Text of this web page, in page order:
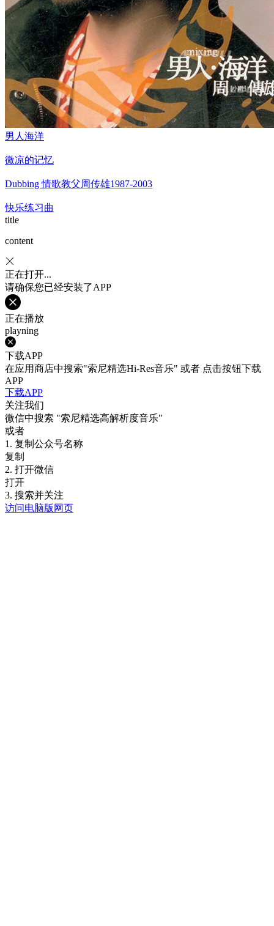
男人海洋
微凉的记忆
Dubbing 情歌教父周传雄1987-2003
快乐练习曲
title
content
正在打开...
请确保您已经安装了APP
正在播放
playning
下载APP
在应用商店中搜索"索尼精选Hi-Res音乐" 或者 点击按钮下载
APP
下载APP
关注我们
微信中搜索 "索尼精选高解析度音乐"
或者
1. 复制公众号名称
复制
2. 打开微信
打开
3. 搜索并关注
访问电脑版网页